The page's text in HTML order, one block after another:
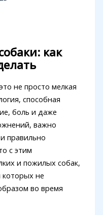
как
не просто мелкая
способная
боль и даже
важно
правильно
с этим
и пожилых собак,
которых не
во время